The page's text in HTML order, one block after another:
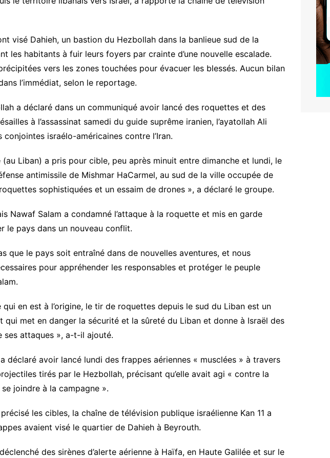
visé Dahieh, un bastion du Hezbollah dans la banlieue sud de la
les habitants à fuir leurs foyers par crainte d’une nouvelle escalade.
vers les zones touchées pour évacuer les blessés. Aucun bilan
l’immédiat, selon le reportage.
a déclaré dans un communiqué avoir lancé des roquettes et des
à l’assassinat samedi du guide suprême iranien, l’ayatollah Ali
conjointes israélo-américaines contre l’Iran.
(au Liban) a pris pour cible, peu après minuit entre dimanche et lundi, le
antimissile de Mishmar HaCarmel, au sud de la ville occupée de
sophistiquées et un essaim de drones », a déclaré le groupe.
Nawaf Salam a condamné l’attaque à la roquette et mis en garde
le pays dans un nouveau conflit.
que le pays soit entraîné dans de nouvelles aventures, et nous
pour appréhender les responsables et protéger le peuple
en est à l’origine, le tir de roquettes depuis le sud du Liban est un
qui met en danger la sécurité et la sûreté du Liban et donne à Israël des
ses attaques », a-t-il ajouté.
déclaré avoir lancé lundi des frappes aériennes « musclées » à travers
tirés par le Hezbollah, précisant qu’elle avait agi « contre la
joindre à la campagne ».
précisé les cibles, la chaîne de télévision publique israélienne Kan 11 a
avaient visé le quartier de Dahieh à Beyrouth.
des sirènes d’alerte aérienne à Haïfa, en Haute Galilée et sur le